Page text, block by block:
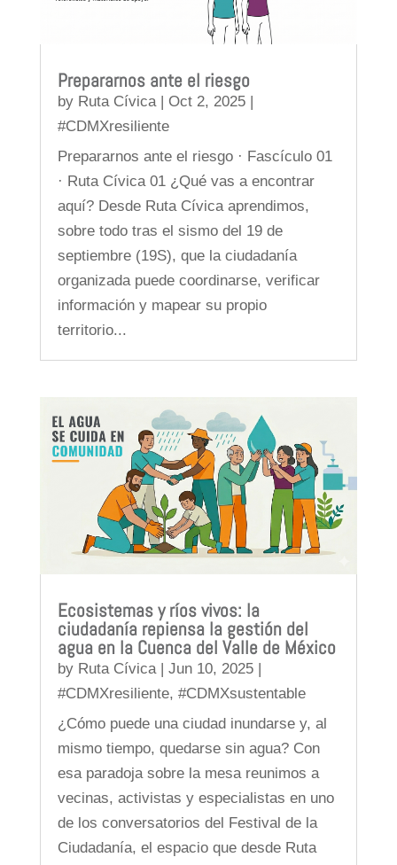
Prepararnos ante el riesgo
by Ruta Cívica| Oct 2, 2025|
#CDMXresiliente
Prepararnos ante el riesgo · Fascículo 01
· Ruta Cívica 01 ¿Qué vas a encontrar
aquí? Desde Ruta Cívica aprendimos,
sobre todo tras el sismo del 19 de
septiembre (19S), que la ciudadanía
organizada puede coordinarse, verificar
información y mapear su propio
territorio...
Ecosistemas y ríos vivos: la
ciudadanía repiensa la gestión del
agua en la Cuenca del Valle de México
by Ruta Cívica| Jun 10, 2025|
#CDMXresiliente, #CDMXsustentable
¿Cómo puede una ciudad inundarse y, al
mismo tiempo, quedarse sin agua? Con
esa paradoja sobre la mesa reunimos a
vecinas, activistas y especialistas en uno
de los conversatorios del Festival de la
Ciudadanía, el espacio que desde Ruta